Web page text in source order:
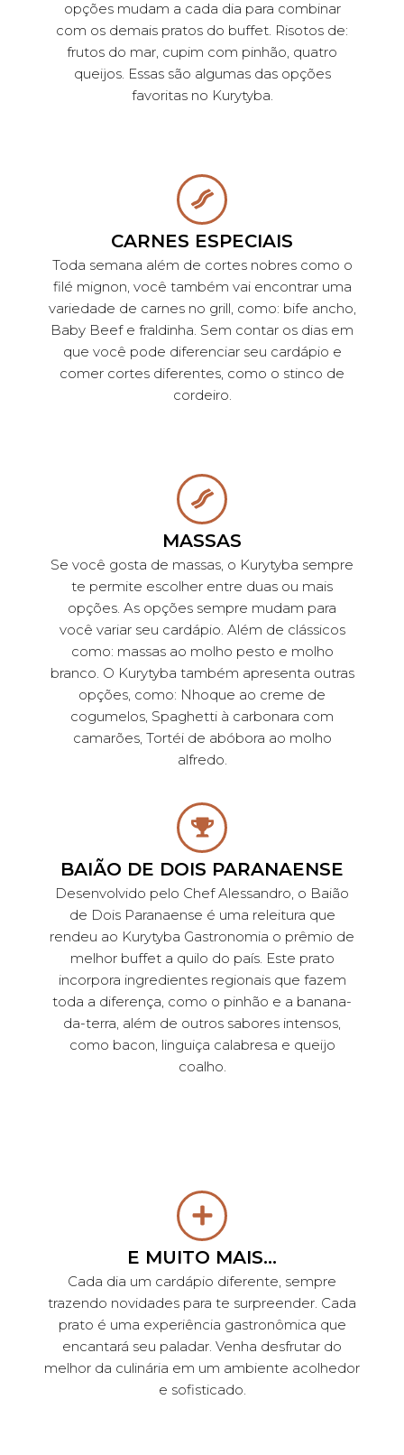
opções mudam a cada dia para combinar
com os demais pratos do buffet. Risotos de:
frutos do mar, cupim com pinhão, quatro
queijos. Essas são algumas das opções
favoritas no Kurytyba.
CARNES ESPECIAIS
Toda semana além de cortes nobres como o
filé mignon, você também vai encontrar uma
variedade de carnes no grill, como: bife ancho,
Baby Beef e fraldinha. Sem contar os dias em
que você pode diferenciar seu cardápio e
comer cortes diferentes, como o stinco de
cordeiro.
MASSAS
Se você gosta de massas, o Kurytyba sempre
te permite escolher entre duas ou mais
opções. As opções sempre mudam para
você variar seu cardápio. Além de clássicos
como: massas ao molho pesto e molho
branco. O Kurytyba também apresenta outras
opções, como: Nhoque ao creme de
cogumelos, Spaghetti à carbonara com
camarões, Tortéi de abóbora ao molho
alfredo.
BAIÃO DE DOIS PARANAENSE
Desenvolvido pelo Chef Alessandro, o Baião
de Dois Paranaense é uma releitura que
rendeu ao Kurytyba Gastronomia o prêmio de
melhor buffet a quilo do país. Este prato
incorpora ingredientes regionais que fazem
toda a diferença, como o pinhão e a banana-
da-terra, além de outros sabores intensos,
como bacon, linguiça calabresa e queijo
coalho.
E MUITO MAIS...
Cada dia um cardápio diferente, sempre
trazendo novidades para te surpreender. Cada
prato é uma experiência gastronômica que
encantará seu paladar. Venha desfrutar do
melhor da culinária em um ambiente acolhedor
e sofisticado.